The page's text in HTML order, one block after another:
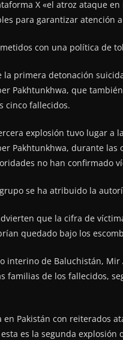
X «el atroz ataque
para garantizar atención
con una política de
la primera detonación
Pakhtunkhwa, que
cinco fallecidos.
explosión tuvo lugar a
Pakhtunkhwa, durante las
no han confirmado
se ha atribuido la
que la cifra de
quedado bajo los
interino de Baluchistán,
familias de los fallecidos,
en Pakistán con reiterados
es la segunda